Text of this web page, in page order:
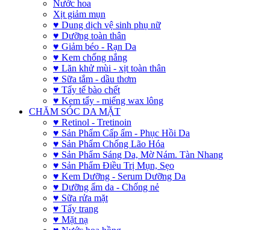
Nước hoa
Xịt giảm mụn
♥ Dung dịch vệ sinh phụ nữ
♥ Dưỡng toàn thân
♥ Giảm béo - Rạn Da
♥ Kem chống nắng
♥ Lăn khử mùi - xịt toàn thân
♥ Sữa tắm - dầu thơm
♥ Tẩy tế bào chết
♥ Kem tẩy - miếng wax lông
CHĂM SÓC DA MẶT
♥ Retinol - Tretinoin
♥ Sản Phẩm Cấp ẩm - Phục Hồi Da
♥ Sản Phẩm Chống Lão Hóa
♥ Sản Phẩm Sáng Da, Mờ Nám. Tàn Nhang
♥ Sản Phẩm Điều Trị Mụn, Sẹo
♥ Kem Dưỡng - Serum Dưỡng Da
♥ Dưỡng ẩm da - Chống nẻ
♥ Sữa rửa mặt
♥ Tẩy trang
♥ Mặt nạ